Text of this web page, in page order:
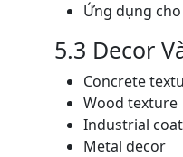
Ứng dụng
5.3 Decor
Concrete
Wood texture
Industrial
Metal decor